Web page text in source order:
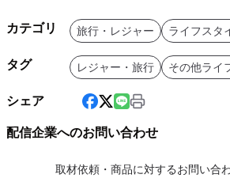
カテゴリ 旅行・レジャー ライフスタ
タグ レジャー・旅行 その他ライ
シェア
配信企業へのお問い合わせ
取材依頼・商品に対するお問い合